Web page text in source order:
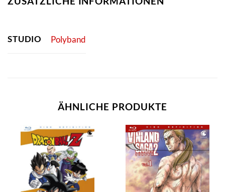
STUDIO Polyband
ÄHNLICHE PRODUKTE